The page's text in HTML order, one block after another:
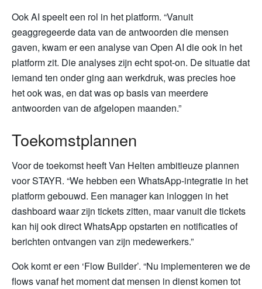
Ook AI speelt een rol in het platform. “Vanuit
geaggregeerde data van de antwoorden die mensen
gaven, kwam er een analyse van Open AI die ook in het
platform zit. Die analyses zijn echt spot-on. De situatie dat
iemand ten onder ging aan werkdruk, was precies hoe
het ook was, en dat was op basis van meerdere
antwoorden van de afgelopen maanden.”
Toekomstplannen
Voor de toekomst heeft Van Helten ambitieuze plannen
voor STAYR. “We hebben een WhatsApp-integratie in het
platform gebouwd. Een manager kan inloggen in het
dashboard waar zijn tickets zitten, maar vanuit die tickets
kan hij ook direct WhatsApp opstarten en notificaties of
berichten ontvangen van zijn medewerkers.”
Ook komt er een ‘Flow Builder’. “Nu implementeren we de
flows vanaf het moment dat mensen in dienst komen tot